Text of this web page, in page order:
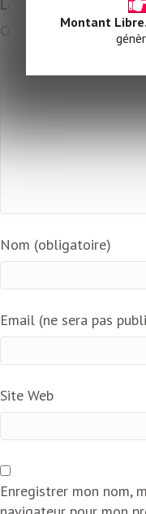
Commentaire
Nom (obligatoire)
Email (ne sera pas
Site Web
Enregistrer mon nom,
Montant Libre.